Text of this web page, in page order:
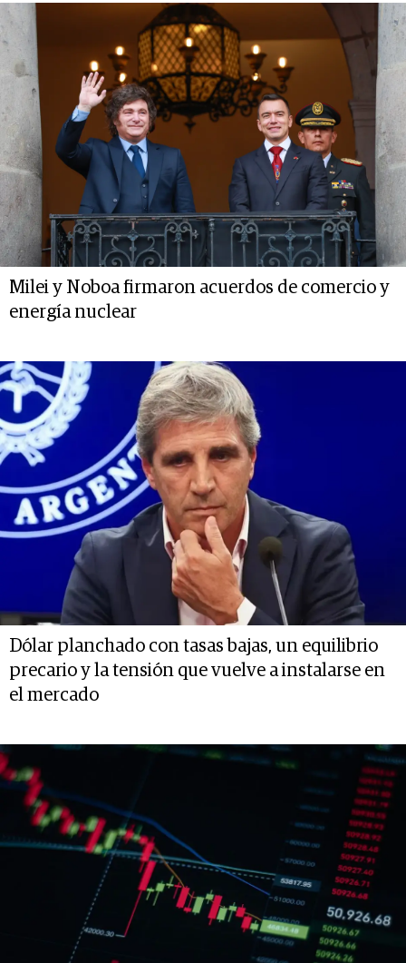
Milei y Noboa firmaron acuerdos de comercio y
energía nuclear
Dólar planchado con tasas bajas, un equilibrio
precario y la tensión que vuelve a instalarse en
el mercado